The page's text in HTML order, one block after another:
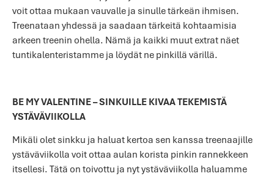
voit ottaa mukaan vauvalle ja sinulle tärkeän ihmisen.
Treenataan yhdessä ja saadaan tärkeitä kohtaamisia
arkeen treenin ohella. Nämä ja kaikki muut extrat näet
tuntikalenteristamme ja löydät ne pinkillä värillä.
BE MY VALENTINE – SINKUILLE KIVAA TEKEMISTÄ
YSTÄVÄVIIKOLLA
Mikäli olet sinkku ja haluat kertoa sen kanssa treenaajille
ystäväviikolla voit ottaa aulan korista pinkin rannekkeen
itsellesi. Tätä on toivottu ja nyt ystäväviikolla haluamme